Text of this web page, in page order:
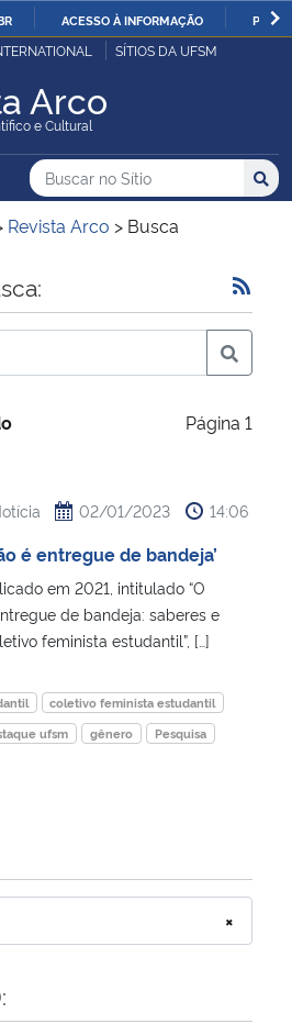
IR
O
ACESSO À INFORMAÇÃO
Pública
Inovações e Comunicações
SÍTIOS DA UFSM
Arco
e Cultural
do Sítio
Busca
Buscar no no Sítio
Busca:
Revista Arco > Busca
Página 1
02/01/2023 14:06
é entregue de bandeja’
em 2021, intitulado “O
de bandeja: saberes e
feminista estudantil”, […]
coletivo feminista estudantil
ufsm gênero
Pesquisa
×